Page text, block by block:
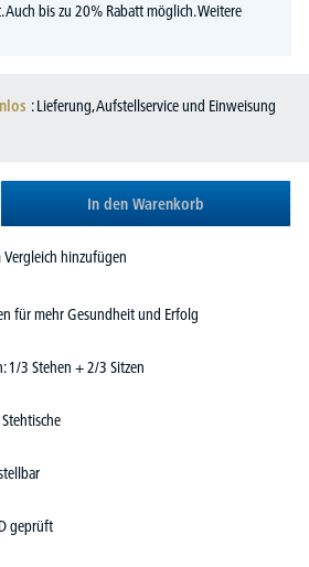
Auch bis zu 20% Rabatt möglich.Weitere
: Lieferung, Aufstellservice und Einweisung
In den Warenkorb
Vergleich hinzufügen
für mehr Gesundheit und Erfolg
1/3 Stehen + 2/3 Sitzen
geprüft